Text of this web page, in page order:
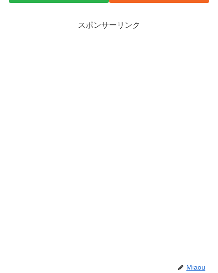
スポンサーリンク
Miaou